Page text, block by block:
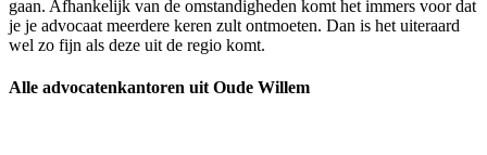
gaan. Afhankelijk van de omstandigheden komt het immers voor dat
je je advocaat meerdere keren zult ontmoeten. Dan is het uiteraard
wel zo fijn als deze uit de regio komt.
Alle advocatenkantoren uit Oude Willem